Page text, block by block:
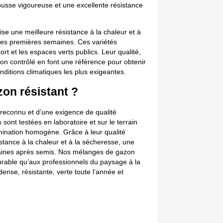
vigoureuse et une excellente résistance
une meilleure résistance à la chaleur et à
premières semaines. Ces variétés
et les espaces verts publics. Leur qualité,
contrôlé en font une référence pour obtenir
climatiques les plus exigeantes.
résistant ?
et d’une exigence de qualité
testées en laboratoire et sur le terrain
homogène. Grâce à leur qualité
à la chaleur et à la sécheresse, une
après semis. Nos mélanges de gazon
qu’aux professionnels du paysage à la
résistante, verte toute l’année et